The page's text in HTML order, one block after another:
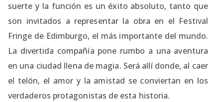
suerte y la función es un éxito absoluto, tanto que
son invitados a representar la obra en el Festival
Fringe de Edimburgo, el más importante del mundo.
La divertida compañía pone rumbo a una aventura
en una ciudad llena de magia. Será allí donde, al caer
el telón, el amor y la amistad se conviertan en los
verdaderos protagonistas de esta historia.